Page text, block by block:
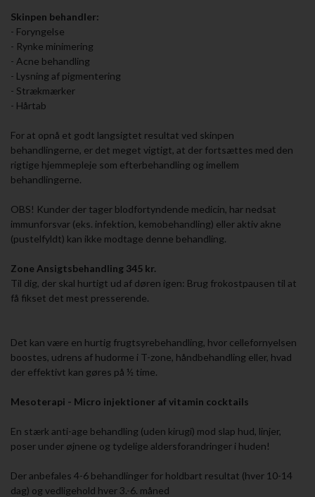
Skinpen behandler:
- Foryngelse
- Rynke minimering
- Acne behandling
- Lysning af pigmentering
- Strækmærker
- Hårtab
For at opnå et godt langsigtet resultat ved skinpen
behandlingerne, er det meget vigtigt, at der fortsættes med den
rigtige hjemmepleje som efterbehandling og imellem
behandlingerne.
OBS! Kunder der tager blodfortyndende medicin, har nedsat
immunforsvar (eks. infektion, kemobehandling) eller aktiv akne
(pustelfyldt) kan ikke modtage denne behandling.
Zone Ansigtsbehandling 345 kr.
Til dig, der skal hurtigt ud af døren igen: Brug frokostpausen til at
få fikset det mest presserende.
Det kan være en hurtig frugtsyrebehandling, hvor cellefornyelsen
boostes, udrens af hudorme i T-zone, håndbehandling eller, hvad
der effektivt kan gøres på ½ time.
Mesoterapi - Micro injektioner af vitamin cocktails
En stærk anti-age behandling (uden kirugi) mod slap hud, linjer,
poser under øjnene og tydelige aldersforandringer i huden!
Der anbefales 4-6 behandlinger for holdbart resultat (hver 10-14
dag) og vedligehold hver 3.-6. måned